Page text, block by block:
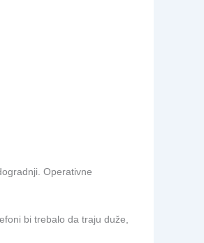
Operativne
bi trebalo da traju duže,